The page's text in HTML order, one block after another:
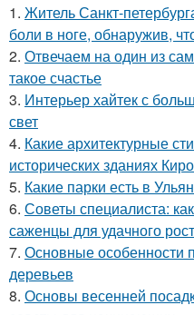
1. Житель Санкт-
боли в ноге, обнаружив,
2. Отвечаем на один из
такое счастье
3. Интерьер хайтек с
свет
4. Какие архитектурные
исторических зданиях
5. Какие парки есть в
6. Советы специалиста:
саженцы для удачного
7. Основные особенности
деревьев
8. Основы весенней